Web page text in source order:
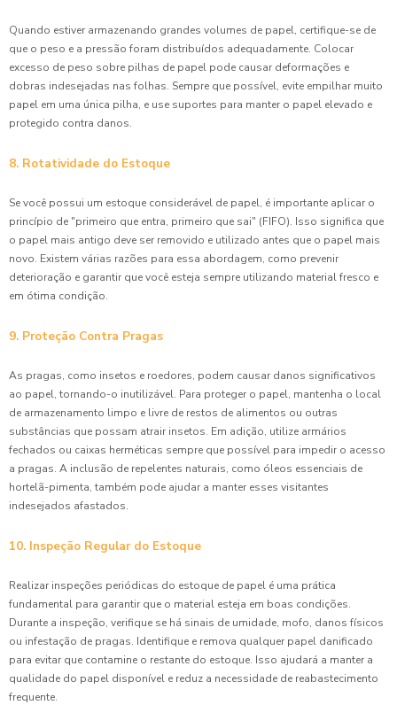
Quando estiver armazenando grandes volumes de papel, certifique-se de
que o peso e a pressão foram distribuídos adequadamente. Colocar
excesso de peso sobre pilhas de papel pode causar deformações e
dobras indesejadas nas folhas. Sempre que possível, evite empilhar muito
papel em uma única pilha, e use suportes para manter o papel elevado e
protegido contra danos.
8. Rotatividade do Estoque
Se você possui um estoque considerável de papel, é importante aplicar o
princípio de "primeiro que entra, primeiro que sai" (FIFO). Isso significa que
o papel mais antigo deve ser removido e utilizado antes que o papel mais
novo. Existem várias razões para essa abordagem, como prevenir
deterioração e garantir que você esteja sempre utilizando material fresco e
em ótima condição.
9. Proteção Contra Pragas
As pragas, como insetos e roedores, podem causar danos significativos
ao papel, tornando-o inutilizável. Para proteger o papel, mantenha o local
de armazenamento limpo e livre de restos de alimentos ou outras
substâncias que possam atrair insetos. Em adição, utilize armários
fechados ou caixas herméticas sempre que possível para impedir o acesso
a pragas. A inclusão de repelentes naturais, como óleos essenciais de
hortelã-pimenta, também pode ajudar a manter esses visitantes
indesejados afastados.
10. Inspeção Regular do Estoque
Realizar inspeções periódicas do estoque de papel é uma prática
fundamental para garantir que o material esteja em boas condições.
Durante a inspeção, verifique se há sinais de umidade, mofo, danos físicos
ou infestação de pragas. Identifique e remova qualquer papel danificado
para evitar que contamine o restante do estoque. Isso ajudará a manter a
qualidade do papel disponível e reduz a necessidade de reabastecimento
frequente.